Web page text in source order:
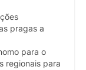
pragas a
para o
regionais para